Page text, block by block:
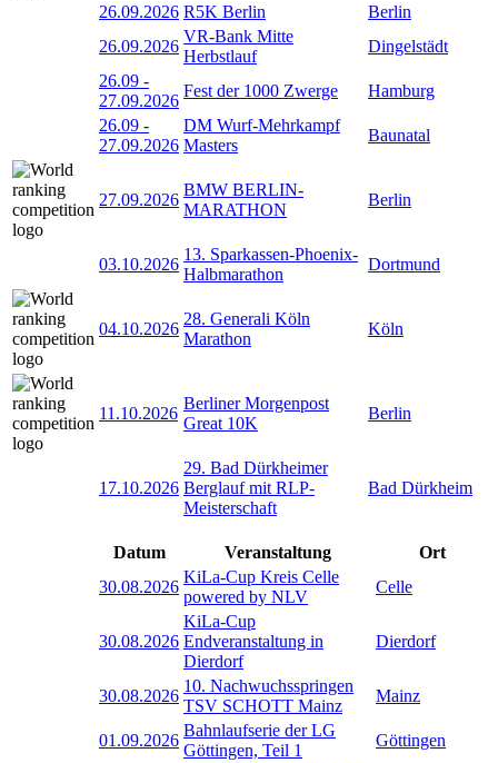
26.09.2026 R5K Berlin
Berlin
26.09.2026
VR-Bank Mitte
Herbstlauf
Dingelstädt
26.09 -
27.09.2026
Fest der 1000 Zwerge
Hamburg
26.09 -
27.09.2026
DM Wurf-Mehrkampf
Masters
Baunatal
27.09.2026
BMW BERLIN-
MARATHON
Berlin
03.10.2026
13. Sparkassen-Phoenix-
Halbmarathon
Dortmund
04.10.2026
28. Generali Köln
Marathon
Köln
11.10.2026
Berliner Morgenpost
Great 10K
Berlin
17.10.2026
29. Bad Dürkheimer
Berglauf mit RLP-
Meisterschaft
Bad Dürkheim
Datum Veranstaltung
Ort
30.08.2026
KiLa-Cup Kreis Celle
powered by NLV
Celle
30.08.2026
KiLa-Cup
Endveranstaltung in
Dierdorf
Dierdorf
30.08.2026
10. Nachwuchsspringen
TSV SCHOTT Mainz
Mainz
01.09.2026
Bahnlaufserie der LG
Göttingen, Teil 1
Göttingen